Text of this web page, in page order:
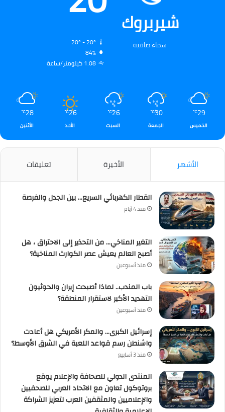
شيربروك
سماء صافية
84%
1.08 كيلومتر/ساعة
29
℃
الخميس
30
℃
الجمعة
26
℃
السبت
26
℃
الأحد
28
℃
الأثنين
الأشهر الأخيرة تعليقات
القطار الكهربائي السريع… بين الجدل والفرصة
منذ 4 أيام
التغير المناخي… من التحذير إلى الاحتراق ، هل
أصبح العالم يعيش عصر الكوارث المناخية؟
منذ أسبوعين
باب المندب.. لماذا أصبحت إيران والحوثيون
التهديد الأكبر لاستقرار المنطقة؟
منذ أسبوعين
إسرائيل الكبرى… والمكر الأمريكي هل أعادت
واشنطن رسم قواعد اللعبة في الشرق الأوسط؟
منذ 3 أسابيع
المنتدى الدولي للصحافة والإعلام يوقع
بروتوكول تعاون مع الاتحاد العربي للصحفيين
والإعلاميين والمثقفين العرب لتعزيز الشراكة